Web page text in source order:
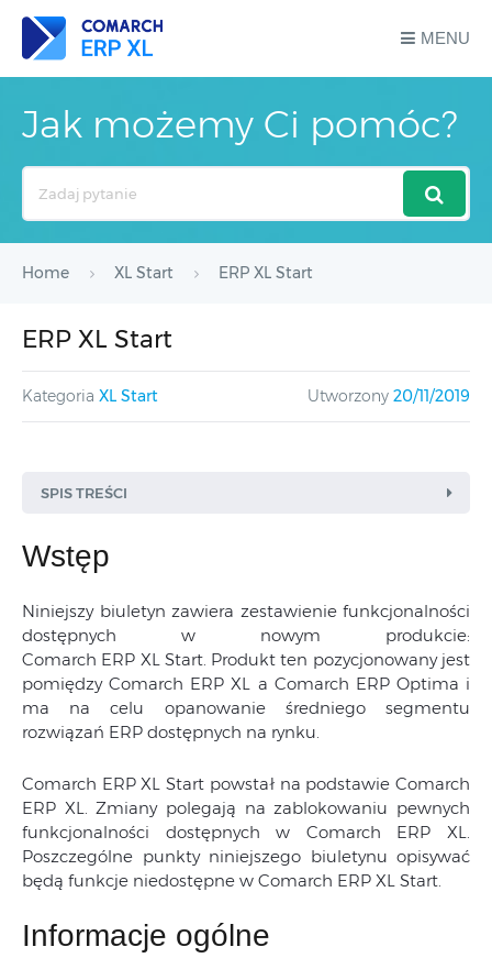
MENU
Jak możemy Ci pomóc?
Home XL Start ERP XL Start
ERP XL Start
Kategoria XL Start Utworzony 20/11/2019
SPIS TREŚCI
Funkcjonalności ograniczone w
poszczególnych modułach
Moduł: Sprzedaż
Moduł: Zamówienia
Moduł: Import
Moduł: CRM
Moduł: Księgowość
Moduł: Środki trwałe
Moduł Serwis
Mobile Sprzedaż
Wstęp
Niniejszy biuletyn zawiera zestawienie funkcjonalności
dostępnych w nowym produkcie:
Comarch ERP XL Start. Produkt ten pozycjonowany jest
pomiędzy Comarch ERP XL a Comarch ERP Optima i
ma na celu opanowanie średniego segmentu
rozwiązań ERP dostępnych na rynku.
Comarch ERP XL Start powstał na podstawie Comarch
ERP XL. Zmiany polegają na zablokowaniu pewnych
funkcjonalności dostępnych w Comarch ERP XL.
Poszczególne punkty niniejszego biuletynu opisywać
będą funkcje niedostępne w Comarch ERP XL Start.
Informacje ogólne